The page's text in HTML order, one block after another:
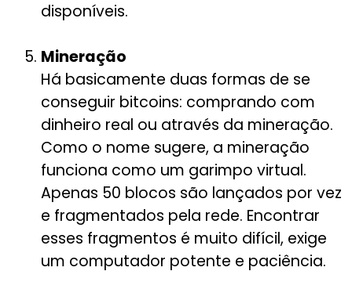
disponíveis.
Mineração
Há basicamente duas formas de se
conseguir bitcoins: comprando com
dinheiro real ou através da mineração.
Como o nome sugere, a mineração
funciona como um garimpo virtual.
Apenas 50 blocos são lançados por vez
e fragmentados pela rede. Encontrar
esses fragmentos é muito difícil, exige
um computador potente e paciência.